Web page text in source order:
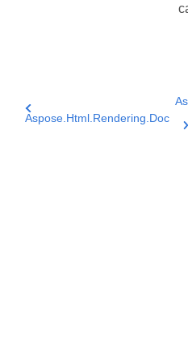
Aspose.Html.Rendering.Doc